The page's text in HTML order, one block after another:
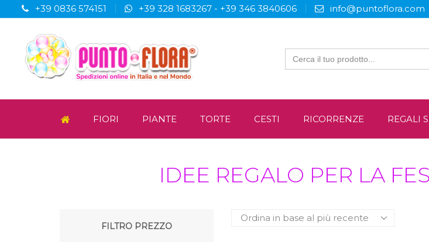
+39 0836 574151 +39 328 1683267 - +39 346 3840606 info@puntoflora.com
Search
for:
FIORI PIANTE TORTE CESTI RICORRENZE REGALI
IDEE REGALO PER LA
FILTRO PREZZO